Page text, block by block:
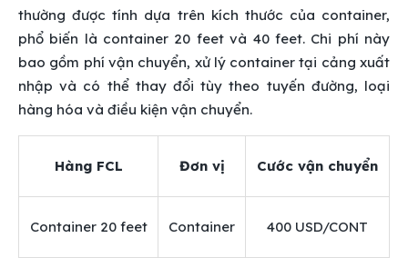
thường được tính dựa trên kích thước của container,
phổ biến là container 20 feet và 40 feet. Chi phí này
bao gồm phí vận chuyển, xử lý container tại cảng xuất
nhập và có thể thay đổi tùy theo tuyến đường, loại
hàng hóa và điều kiện vận chuyển.
Hàng FCL Đơn vị Cước vận chuyển
Container 20 feet Container 400 USD/CONT